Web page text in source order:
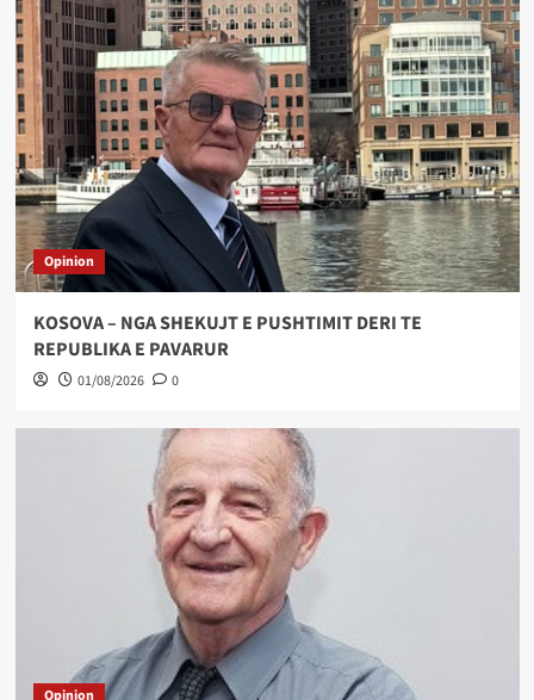
Opinion
KOSOVA – NGA SHEKUJT E PUSHTIMIT DERI TE
REPUBLIKA E PAVARUR
01/08/2026 0
Opinion